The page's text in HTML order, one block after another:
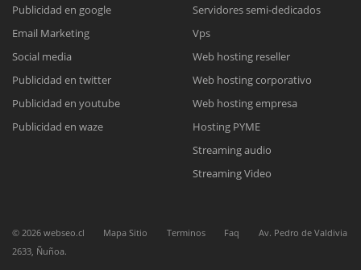
Reunión online
Nuestros ejecutivos le enviarán un correo electrónico con el enlace a
Meet para la reunión online.
Cotización
Chat Online
Todos nuestros ejecutivos están fuera de línea. Complete el formulario
Publicidad en google
Email Marketing
Social media
Publicidad en twitter
Publicidad en youtube
Publicidad en waze
Servidores semi-dedicados
Vps
Web hosting reseller
Web hosting corporativo
Web hosting empresa
Hosting PYME
Streaming audio
Streaming Video
© 2026 webseo.cl Mapa Sitio Terminos Faq
Av. Pedro de Valdivia
2633, Ñuñoa.